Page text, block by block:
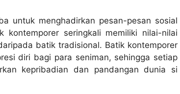
untuk menghadirkan pesan-pesan sosial
seringkali memiliki nilai-nilai
batik tradisional. Batik kontemporer
diri bagi para seniman, sehingga setiap
kepribadian dan pandangan dunia si